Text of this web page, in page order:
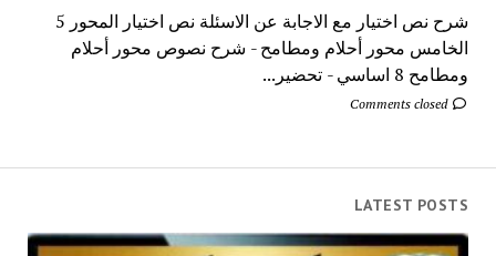
شرح نص اختيار مع الاجابة عن الاسئلة نص اختيار المحور 5
الخامس محور أحلام ومطامح - شرح نصوص محور أحلام
ومطامح 8 اساسي - تحضير...
Comments closed
LATEST POSTS